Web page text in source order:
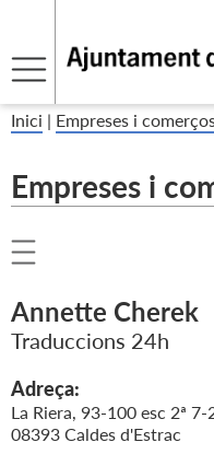
Inici | Empreses i
Empreses i
Annette Cherek
Traduccions 24h
Adreça:
La Riera, 93-100 esc 2ª 7-
08393 Caldes d'Estrac